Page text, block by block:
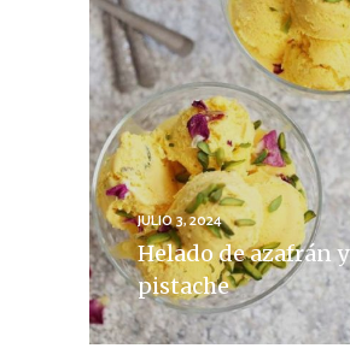
JULIO 3, 2024
Helado de azafrán y
pistache